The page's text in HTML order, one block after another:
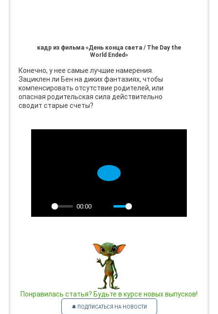
кадр из фильма «День конца света / The Day the
World Ended»
Конечно, у нее самые лучшие намерения.
Зациклен ли Бен на диких фантазиях, чтобы
компенсировать отсутствие родителей, или
опасная родительская сила действительно
сводит старые счеты?
Play
00:00
Mute Settings
PIP
Enter
Понравилась статья? Будьте в курсе новых выпусков!
🔔 ПОДПИСАТЬСЯ НА НОВОСТИ